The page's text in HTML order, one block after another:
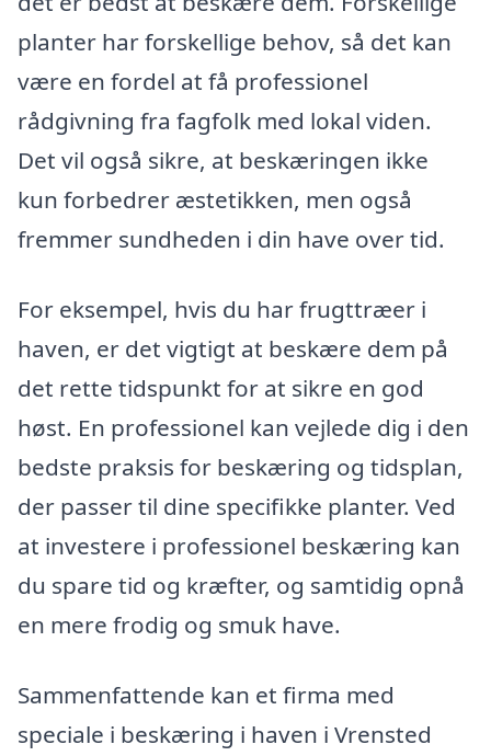
planter har forskellige behov, så det kan
være en fordel at få professionel
rådgivning fra fagfolk med lokal viden.
Det vil også sikre, at beskæringen ikke
kun forbedrer æstetikken, men også
fremmer sundheden i din have over tid.
For eksempel, hvis du har frugttræer i
haven, er det vigtigt at beskære dem på
det rette tidspunkt for at sikre en god
høst. En professionel kan vejlede dig i den
bedste praksis for beskæring og tidsplan,
der passer til dine specifikke planter. Ved
at investere i professionel beskæring kan
du spare tid og kræfter, og samtidig opnå
en mere frodig og smuk have.
Sammenfattende kan et firma med
speciale i beskæring i haven i Vrensted